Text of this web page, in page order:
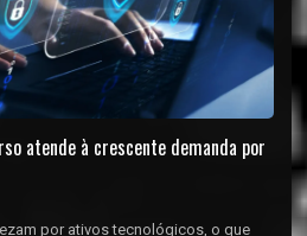
atende à crescente demanda por
por ativos tecnológicos, o que